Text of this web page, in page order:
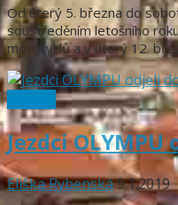
Od úterý 5. března do
soustředěním letošního
motocyklů a v úterý 12.
Jezdci
Eliška Rybenská9.1.2019